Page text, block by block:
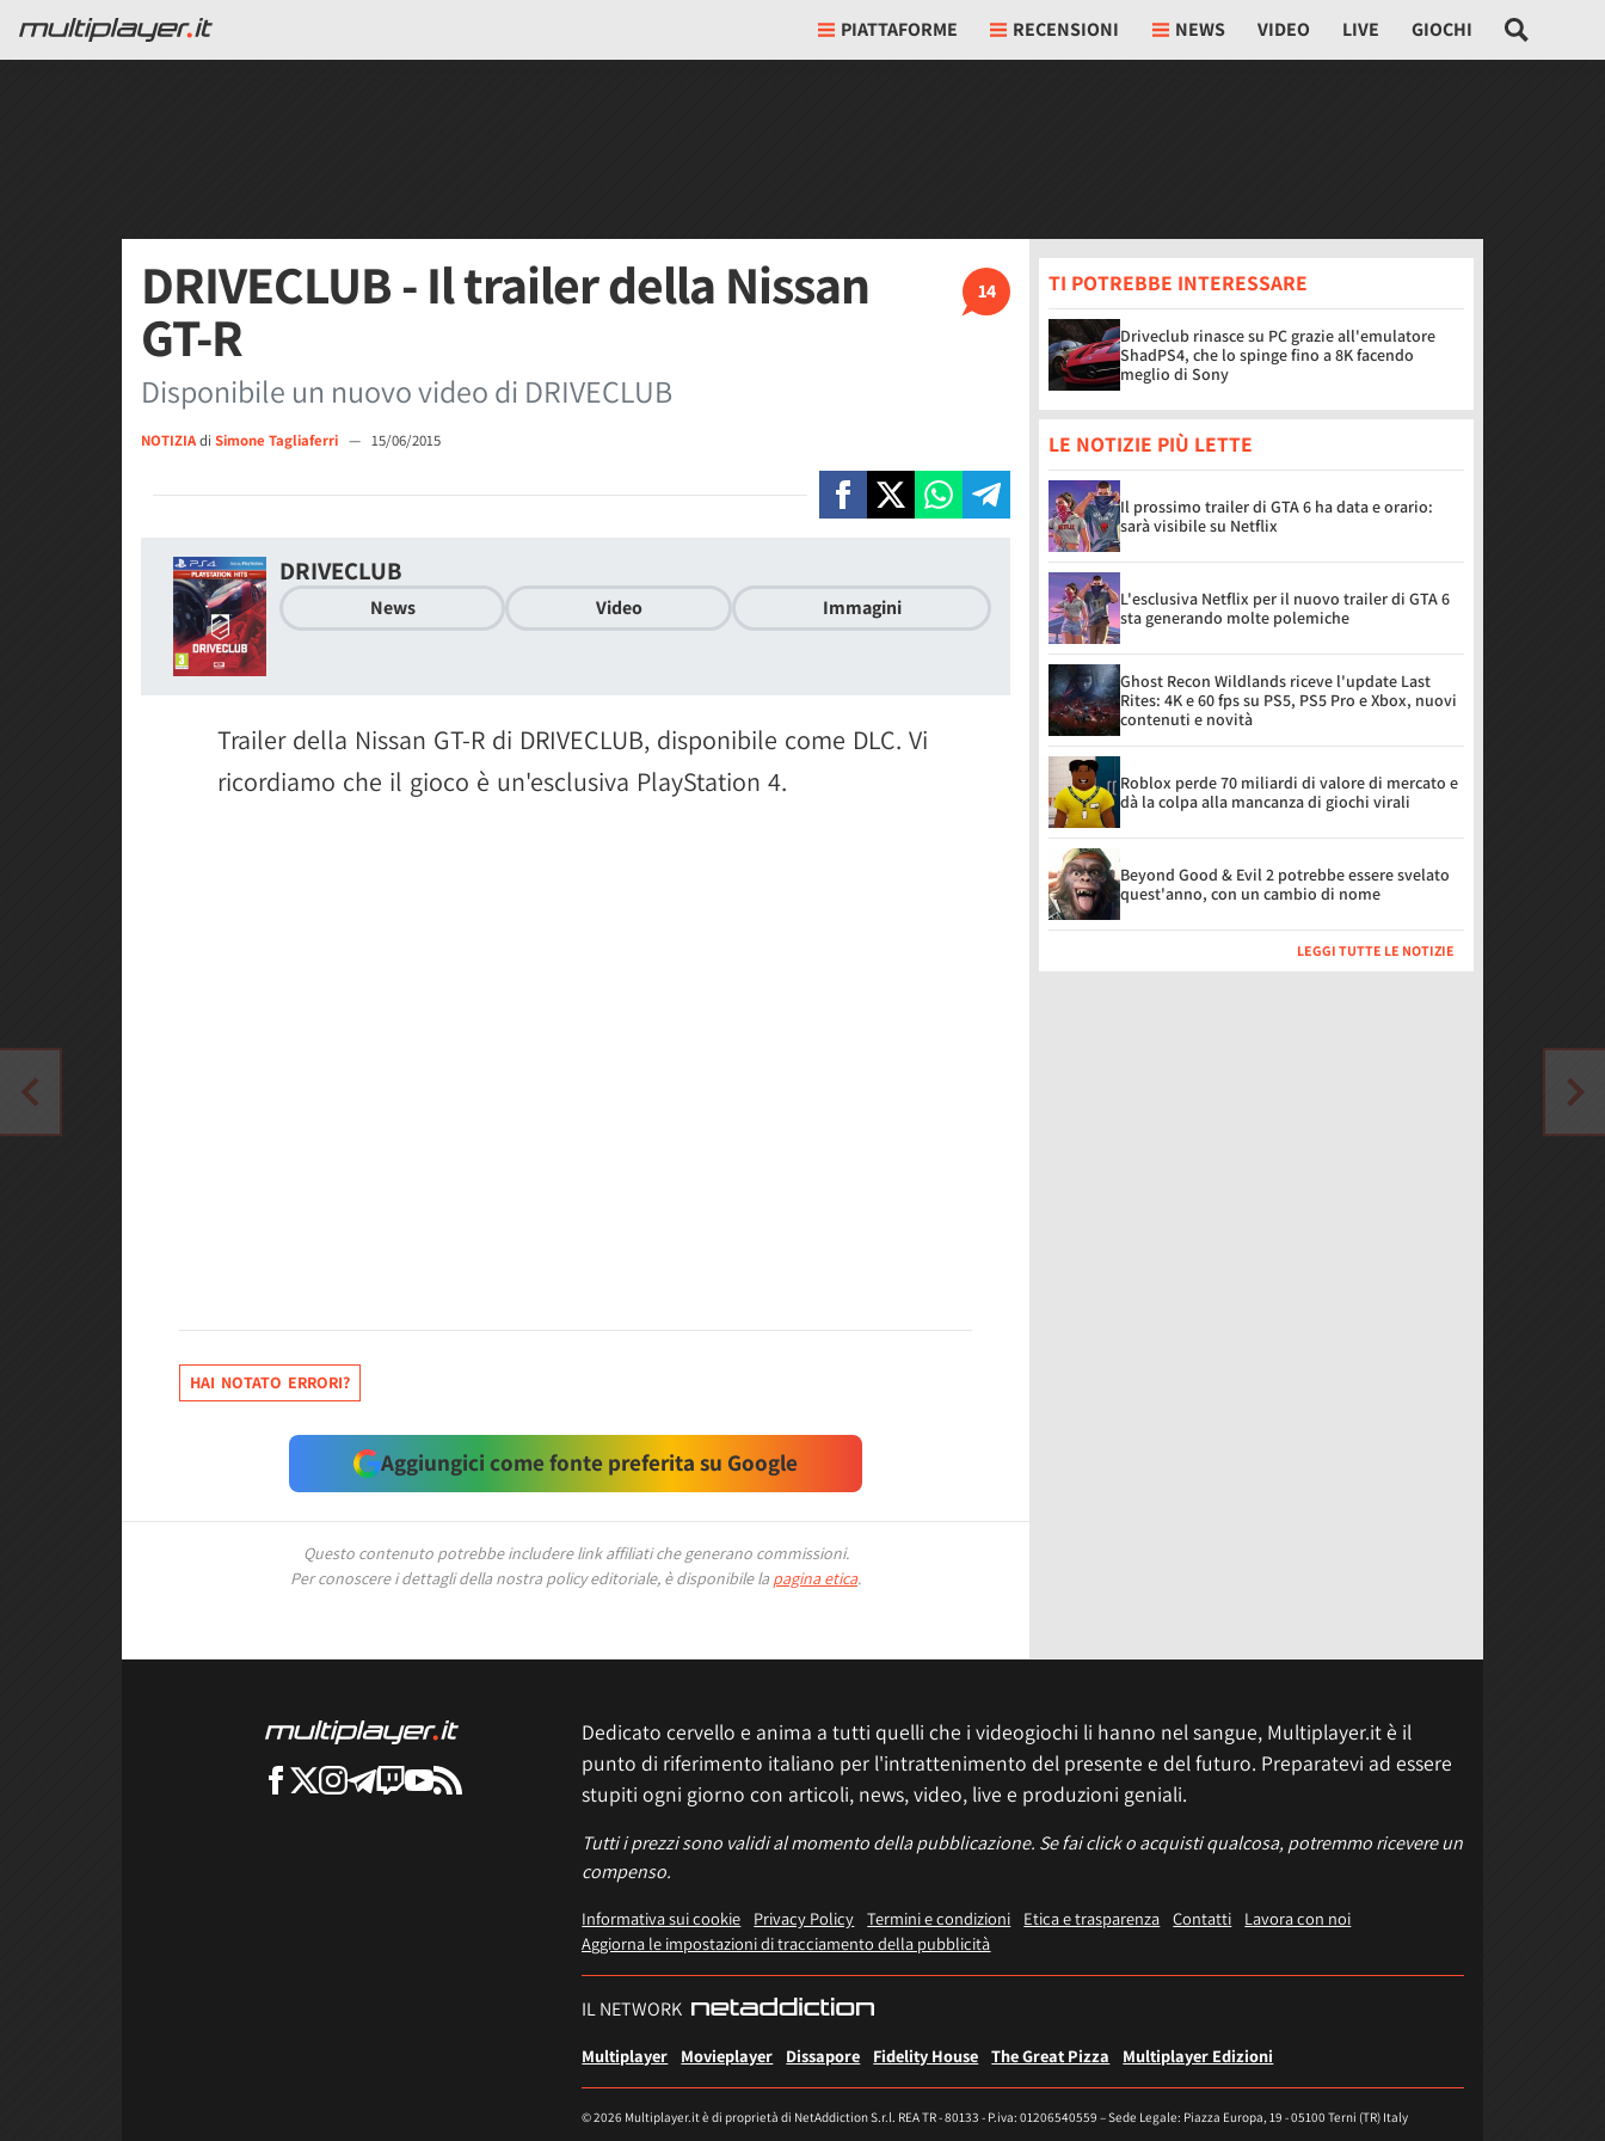
PIATTAFORME RECENSIONI NEWS VIDEO LIVE GIOCHI
14
DRIVECLUB - Il trailer della Nissan
GT-R
Disponibile un nuovo video di DRIVECLUB
NOTIZIAdi Simone Tagliaferri — 15/06/2015
DRIVECLUB
News Video Immagini
Trailer della Nissan GT-R di DRIVECLUB, disponibile come DLC. Vi
ricordiamo che il gioco è un'esclusiva PlayStation 4.
HAI NOTATO ERRORI?
Aggiungici come fonte preferita su Google
Questo contenuto potrebbe includere link affiliati che generano commissioni.
Per conoscere i dettagli della nostra policy editoriale, è disponibile la pagina etica.
TI POTREBBE INTERESSARE
Driveclub rinasce su PC grazie all'emulatore
ShadPS4, che lo spinge fino a 8K facendo
meglio di Sony
LE NOTIZIE PIÙ LETTE
Il prossimo trailer di GTA 6 ha data e orario:
sarà visibile su Netflix
L'esclusiva Netflix per il nuovo trailer di GTA 6
sta generando molte polemiche
Ghost Recon Wildlands riceve l'update Last
Rites: 4K e 60 fps su PS5, PS5 Pro e Xbox, nuovi
contenuti e novità
Roblox perde 70 miliardi di valore di mercato e
dà la colpa alla mancanza di giochi virali
Beyond Good & Evil 2 potrebbe essere svelato
quest'anno, con un cambio di nome
LEGGI TUTTE LE NOTIZIE
Dedicato cervello e anima a tutti quelli che i videogiochi li hanno nel sangue, Multiplayer.it è il
punto di riferimento italiano per l'intrattenimento del presente e del futuro. Preparatevi ad essere
stupiti ogni giorno con articoli, news, video, live e produzioni geniali.
Tutti i prezzi sono validi al momento della pubblicazione. Se fai click o acquisti qualcosa, potremmo ricevere un
compenso.
Informativa sui cookie Privacy Policy Termini e condizioni Etica e trasparenza Contatti
Lavora con noi
Aggiorna le impostazioni di tracciamento della pubblicità
IL NETWORK
Multiplayer Movieplayer Dissapore Fidelity House The Great Pizza Multiplayer Edizioni
© 2026 Multiplayer.it è di proprietà di NetAddiction S.r.l. REA TR - 80133 - P.iva: 01206540559 – Sede Legale: Piazza Europa, 19 - 05100 Terni (TR) Italy